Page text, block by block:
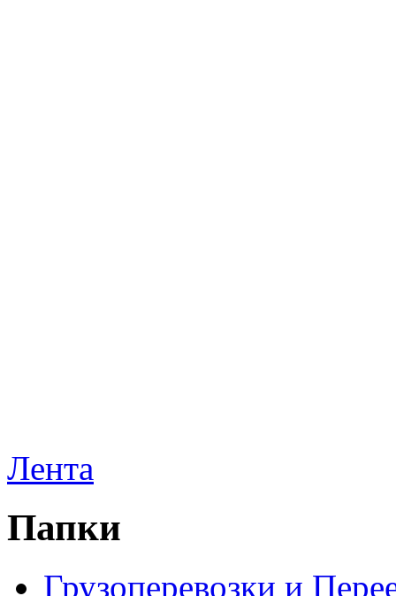
Лента
Папки
Грузоперевозки и